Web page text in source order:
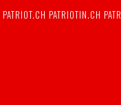
PATRIOT.CH PATRIOTIN.CH